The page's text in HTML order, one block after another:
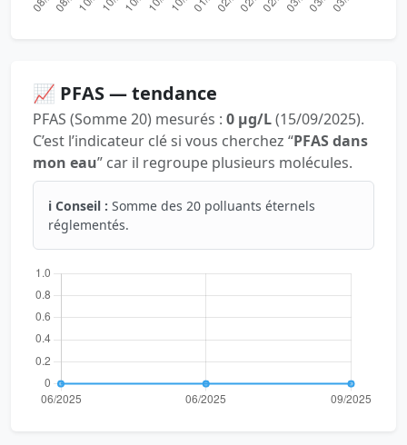
📈 PFAS — tendance
PFAS (Somme 20) mesurés : 0 µg/L(15/09/2025).
C’est l’indicateur clé si vous cherchez “PFAS dans
mon eau” car il regroupe plusieurs molécules.
ℹ️ Conseil : Somme des 20 polluants éternels
réglementés.